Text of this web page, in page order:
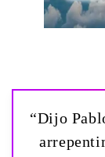
“Dijo